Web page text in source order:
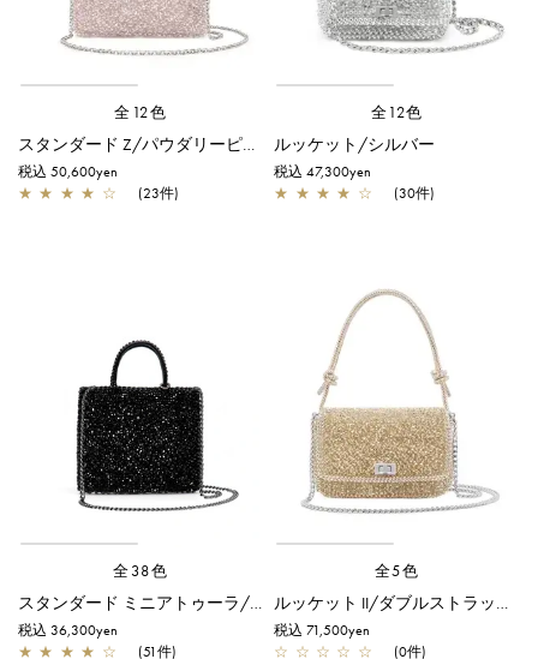
全12色
スタンダード Z/パウダリーピンクシルバー
税込 50,600yen
★ ★ ★ ★ ☆ (23件)
全12色
ルッケット/シルバー
税込 47,300yen
★ ★ ★ ★ ☆ (30件)
全38色
スタンダード ミニアトゥーラ/エナメルブラック
税込 36,300yen
★ ★ ★ ★ ☆ (51件)
全5色
ルッケット II/ダブルストラップ/シルバーゴールド
税込 71,500yen
☆ ☆ ☆ ☆ ☆ (0件)